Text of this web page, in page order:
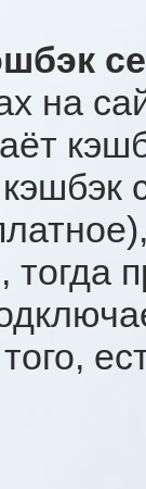
на